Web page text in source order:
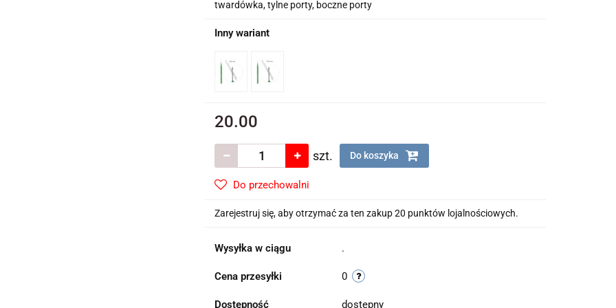
twardówka, tylne porty, boczne porty
Inny wariant
20.00
szt. Do koszyka
Do przechowalni
Zarejestruj się, aby otrzymać za ten zakup 20 punktów lojalnościowych.
Wysyłka w ciągu .
Cena przesyłki 0
Dostępność dostepny